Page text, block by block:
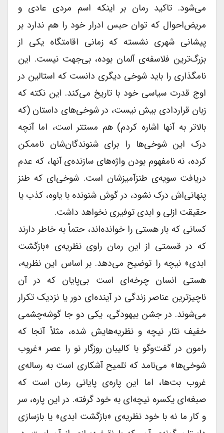
می‌شود. تاکید رمان بر اینکه اسم مردی عادی و
مریض‌احوال که توان حبس ادرار خود را هم ندارد بر
پیشانی شهری نشسته که زمانی اقامتگاه یکی از
بزرگ‌ترین فلاسفه‌ی آلمان بوده، بی‌جهت نیست. این
نامگذاری را باید شوخی دیگری دانست که استالین در
اوج قدرت سیاسی خود با تاریخ می‌کند. این نکته که
زبان قراردادی بیش نیست، در شوخی‌های داستان (که
بالاتر به آنها اشاره کردم) هم مستتر است، اما آنچه
درک این شوخی‌ها را برای شنوندگان‌شان ناممکن
کرده، نه نامفهوم بودن واژه‌های سازنده‌ی آنها، که عدم
دریافت سویه‌ی طنزآمیزشان است. شوخی‌ای که طنز
پنهانی‌اش درک نشود، در گوش شنونده با یاوه، کذب یا
حقیقت ازلی و ابدی توفیری نخواهد داشت.
کسانی که بار هستی را خوانده‌اند، حتماً به خاطر دارند
که در قسمتی از این رمان راوی نظریه‌ی «بازگشت
ابدی» نیچه را توضیح می‌دهد. بر اساس این نظریه،
هستی انسان چرخه‌ای است بی‌پایان که در آن
ناچیزترین عناصر زندگی در آینده‌ای دور یا نزدیک تکرار
می‌شوند. در جشن بیهودگی، یکی دو جا گوشه‌چشمی‌
خفیف نثار نیچه و نظریه‌هایش شده، مثلاً آنجا که
رامون در گفت‌و‌گو با کالیبان روزگار نو را عصر «غروب
شوخی‌ها» می‌نامد که تلمیح آشکاری است به رساله‌ی
غروب بت‌ها، اما این پاره‌ی پایانی رمان است که
صبغه‌ای یکسره نیچه‌ای به خود گرفته. در این پاره، سر
و کار ما نه با خود نظریه‌ی «بازگشت ابدی» یا بازسازی